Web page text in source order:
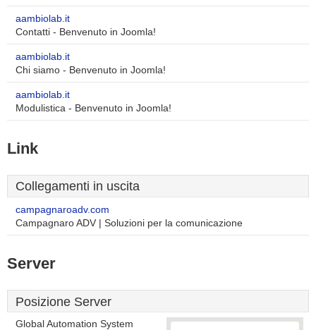
aambiolab.it
Contatti - Benvenuto in Joomla!
aambiolab.it
Chi siamo - Benvenuto in Joomla!
aambiolab.it
Modulistica - Benvenuto in Joomla!
Link
Collegamenti in uscita
campagnaroadv.com
Campagnaro ADV | Soluzioni per la comunicazione
Server
Posizione Server
Global Automation System